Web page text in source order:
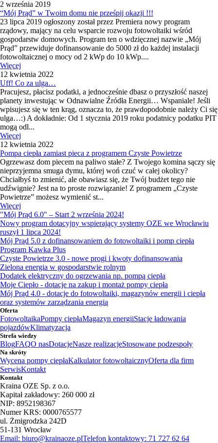
2 września 2019
“Mój Prąd” w Twoim domu nie prześpij okazji !!!
23 lipca 2019 ogłoszony został przez Premiera nowy program
rządowy, mający na celu wsparcie rozwoju fotowoltaiki wśród
gospodarstw domowych. Program ten o wdzięcznej nazwie „Mój
Prąd” przewiduje dofinansowanie do 5000 zł do każdej instalacji
fotowoltaicznej o mocy od 2 kWp do 10 kWp....
Więcej
12 kwietnia 2022
Uff! Co za ulga…
Pracujesz, płacisz podatki, a jednocześnie dbasz o przyszłość naszej
planety inwestując w Odnawialne Źródła Energii… Wspaniale! Jeśli
wpisujesz się w ten krąg, oznacza to, że prawdopodobnie należy Ci się
ulga…:) A dokładnie: Od 1 stycznia 2019 roku podatnicy podatku PIT
mogą odl...
Więcej
12 kwietnia 2022
Pompa ciepła zamiast pieca z programem Czyste Powietrze
Ogrzewasz dom piecem na paliwo stałe? Z Twojego komina sączy się
nieprzyjemna smuga dymu, której woń czuć w całej okolicy?
Chciałbyś to zmienić, ale obawiasz się, że Twój budżet tego nie
udźwignie? Jest na to proste rozwiązanie! Z programem „Czyste
Powietrze” możesz wymienić st...
Więcej
"Mój Prąd 6.0" – Start 2 września 2024!
Nowy program dotacyjny wspierający systemy OZE we Wrocławiu
ruszył 1 lipca 2024!
Mój Prąd 5.0 z dofinansowaniem do fotowoltaiki i pomp ciepła
Program Kawka Plus
Czyste Powietrze 3.0 - nowe progi i kwoty dofinansowania
Zielona energia w gospodarstwie rolnym
Dodatek elektryczny do ogrzewania np. pompą ciepła
Moje Ciepło - dotacje na zakup i montaż pompy ciepła
Mój Prąd 4.0 - dotacje do fotowoltaiki, magazynów energii i ciepła
oraz systemów zarządzania energią
Oferta
FotowoltaikaPompy ciepłaMagazyn energiiStacje ładowania
pojazdówKlimatyzacja
Strefa wiedzy
BlogFAQO nasDotacjeNasze realizacjeStosowane podzespoły
Na skróty
Wycena pompy ciepłaKalkulator fotowoltaicznyOferta dla firm
SerwisKontakt
Kontakt
Kraina OZE Sp. z o.o.
Kapitał zakładowy: 260 000 zł
NIP: 8952198367
Numer KRS: 0000765577
ul. Żmigrodzka 242D
51-131 Wrocław
Email: biuro@krainaoze.plTelefon kontaktowy: 71 727 62 64